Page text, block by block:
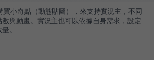
小奇點（動態貼圖），來支持實況主，不同
與動畫。實況主也可以依據自身需求，設定
。